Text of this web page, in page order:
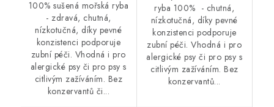
100% sušená mořská ryba
- zdravá, chutná,
nízkotučná, díky pevné
konzistenci podporuje
zubní péči. Vhodná i pro
alergické psy či pro psy s
citlivým zažíváním. Bez
konzervantů či...
ryba 100% - chutná,
nízkotučná, díky pevné
konzistenci podporuje
zubní péči. Vhodná i pro
alergické psy či pro psy s
citlivým zažíváním. Bez
konzervantů...